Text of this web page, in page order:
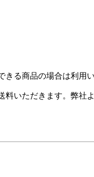
る商品の場合は利用い
いただきます。弊社